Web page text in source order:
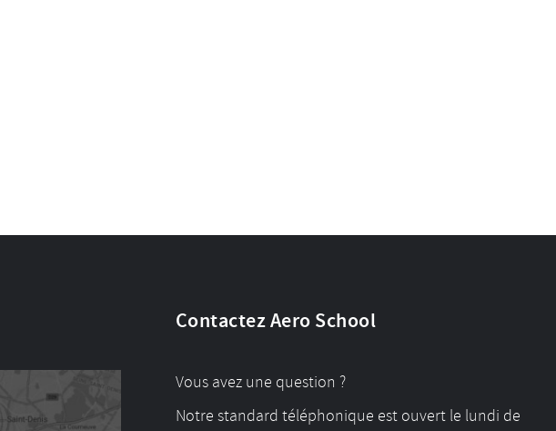
Contactez Aero School
Vous avez une question ?
Notre standard téléphonique est ouvert le lundi de